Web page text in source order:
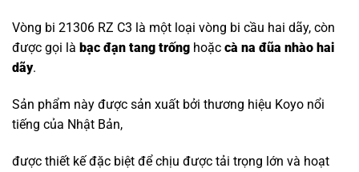
Vòng bi 21306 RZ C3 là một loại vòng bi cầu hai dãy, còn
được gọi là bạc đạn tang trống hoặc cà na đũa nhào hai
dãy.
Sản phẩm này được sản xuất bởi thương hiệu Koyo nổi
tiếng của Nhật Bản,
được thiết kế đặc biệt để chịu được tải trọng lớn và hoạt